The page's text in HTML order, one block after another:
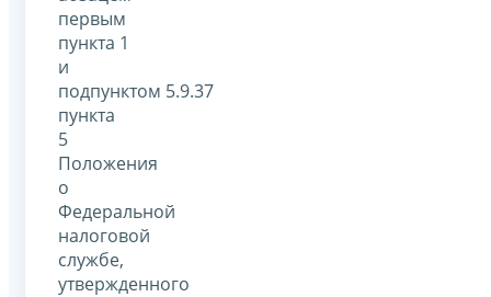
первым
пункта 1
и
подпунктом 5.9.37
пункта
5
Положения
о
Федеральной
налоговой
службе,
утвержденного